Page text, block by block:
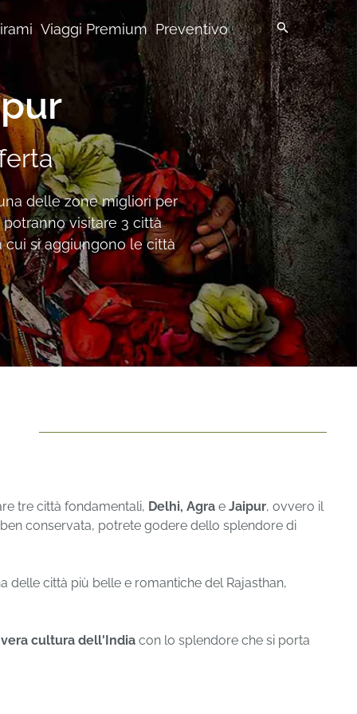
Viaggi Premium Preventivo
delle zone migliori per
visitare 3 città
cui si aggiungono le città
tre città fondamentali, Delhi, Agra e Jaipur, ovvero il
conservata, potrete godere dello splendore di
delle città più belle e romantiche del Rajasthan,
vera cultura dell'India con lo splendore che si porta